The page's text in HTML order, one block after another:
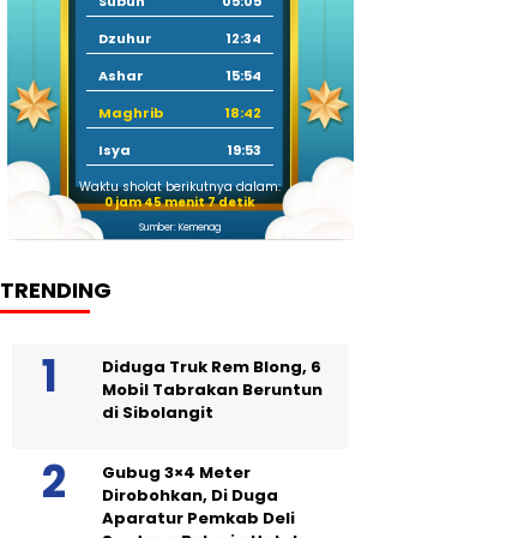
Dzuhur
12:34
Ashar
15:54
Maghrib
18:42
Isya
19:53
Waktu sholat berikutnya dalam:
0 jam 45 menit 7 detik
Sumber: Kemenag
TRENDING
Diduga Truk Rem Blong, 6
Mobil Tabrakan Beruntun
di Sibolangit
Gubug 3×4 Meter
Dirobohkan, Di Duga
Aparatur Pemkab Deli